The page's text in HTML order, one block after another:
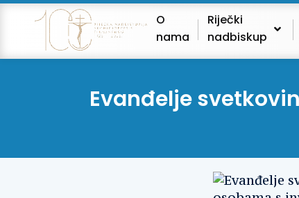
O
nama
Riječki
nadbiskup
Evanđelje